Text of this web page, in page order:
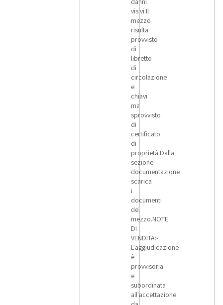
visivi.Il
mezzo
risulta
provvisto
di
libretto
di
circolazione
e
chiavi
ma
sprovvisto
di
certificato
di
proprietà.Dalla
sezione
documentazione
scarica
i
documenti
del
mezzo.NOTE
DI
VENDITA:-
L'aggiudicazione
è
provvisoria
e
subordinata
all'accettazione